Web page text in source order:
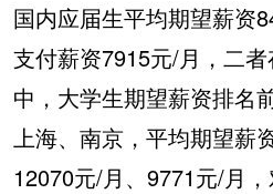
国内应届生平均期望薪资
支付薪资7915元/月，二
中，大学生期望薪资排名
上海、南京，平均期望薪
12070元/月、9771元/月